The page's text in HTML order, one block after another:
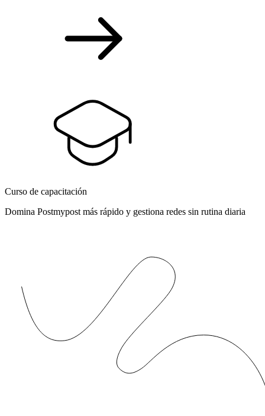
Curso de capacitación
Domina Postmypost más rápido y gestiona redes sin rutina diaria